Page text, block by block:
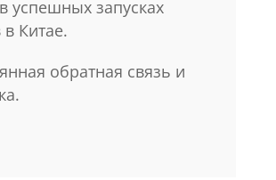
успешных запусках
Китае.
обратная связь и